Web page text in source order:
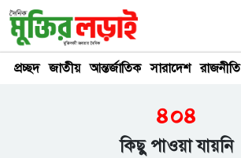
প্রচ্ছদ জাতীয় আন্তর্জাতিক সারাদেশ রাজনীতি
৪০৪
কিছু পাওয়া যায়নি